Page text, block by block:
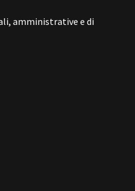
amministrative e di